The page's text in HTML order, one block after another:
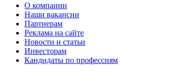
О компании
Наши вакансии
Партнерам
Реклама на сайте
Новости и статьи
Инвесторам
Кандидаты по профессиям